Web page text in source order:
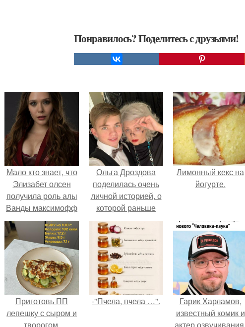
Понравилось? Поделитесь с друзьями!
Мало кто знает, что
Элизабет олсен
получила роль алы
Ванды максимофф
не сразу.
Ольга Дроздова
поделилась очень
личной историей, о
которой раньше
почти не говорила.
Лимонный кекс на
йогурте.
Приготовь ПП
лепешку с сыром и
-"Пчела, пчела …".
Гарик Харламов,
известный комик и